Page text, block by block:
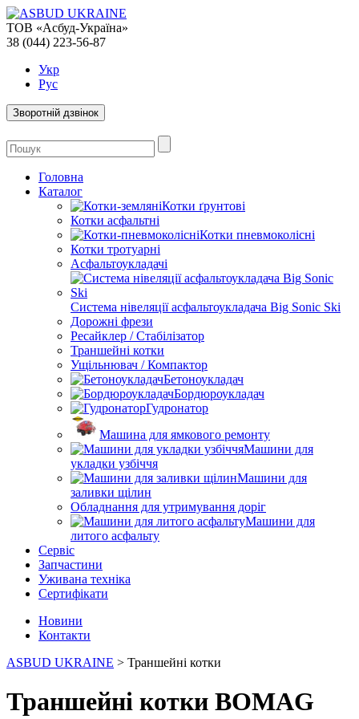
ТОВ «Асбуд-Україна»
38 (044) 223-56-87
Укр
Рус
Зворотній дзвінок
Головна
Каталог
Котки ґрунтові
Котки асфальтні
Котки пневмоколісні
Котки тротуарні
Асфальтоукладачі
Система нівеляції асфальтоукладача Big Sonic Ski
Дорожні фрези
Ресайклер / Стабілізатор
Траншейні котки
Ущільнювач / Компактор
Бетоноукладач
Бордюроукладач
Гудронатор
Машина для ямкового ремонту
Машини для
укладки узбіччя
Машини для
заливки щілин
Обладнання для утримування доріг
Машини для
литого асфальту
Сервіс
Запчастини
Уживана техніка
Сертифікати
Новини
Контакти
ASBUD UKRAINE > Траншейні котки
Траншейні котки BOMAG